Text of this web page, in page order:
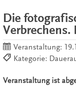
Die
Verbrechens.
Veranstaltung:
Kategorie:
Veranstaltung ist